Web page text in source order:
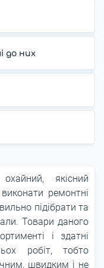
до них
якісний
ремонтні
підібрати та
Товари даного
і здатні
робіт, тобто
швидким і не